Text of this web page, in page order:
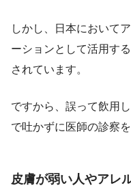
しかし、日本において
ーションとして活用す
されています。
ですから、誤って飲用
で吐かずに医師の診察
皮膚が弱い人やアレ